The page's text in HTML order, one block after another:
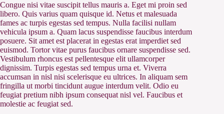
Congue nisi vitae suscipit tellus mauris a. Eget mi proin sed
libero. Quis varius quam quisque id. Netus et malesuada
fames ac turpis egestas sed tempus. Nulla facilisi nullam
vehicula ipsum a. Quam lacus suspendisse faucibus interdum
posuere. Sit amet est placerat in egestas erat imperdiet sed
euismod. Tortor vitae purus faucibus ornare suspendisse sed.
Vestibulum rhoncus est pellentesque elit ullamcorper
dignissim. Turpis egestas sed tempus urna et. Viverra
accumsan in nisl nisi scelerisque eu ultrices. In aliquam sem
fringilla ut morbi tincidunt augue interdum velit. Odio eu
feugiat pretium nibh ipsum consequat nisl vel. Faucibus et
molestie ac feugiat sed.